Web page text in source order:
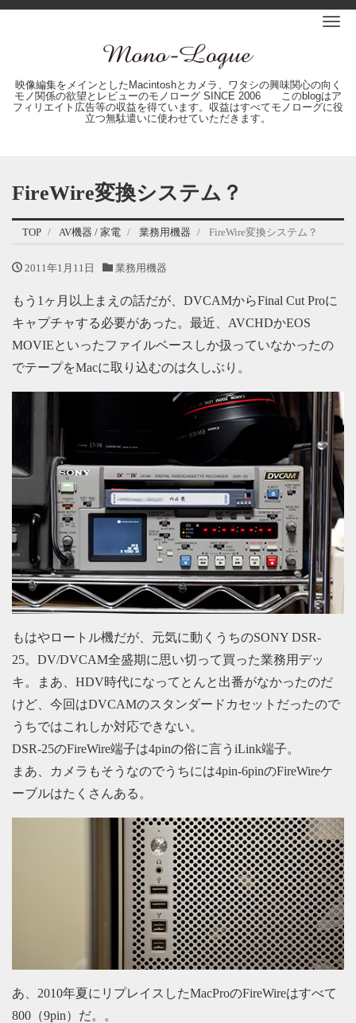
映像編集をメインとしたMacintoshとカメラ、ワタシの興味関心の向く
モノ関係の欲望とレビューのモノローグ SINCE 2006 このblogはア
フィリエイト広告等の収益を得ています。収益はすべてモノローグに役
立つ無駄遣いに使わせていただきます。
FireWire変換システム？
TOP AV機器 / 家電 業務用機器 FireWire変換システム？
2011年1月11日 業務用機器
もう1ヶ月以上まえの話だが、DVCAMからFinal Cut Proに
キャプチャする必要があった。最近、AVCHDかEOS
MOVIEといったファイルベースしか扱っていなかったの
でテープをMacに取り込むのは久しぶり。
もはやロートル機だが、元気に動くうちのSONY DSR-
25。DV/DVCAM全盛期に思い切って買った業務用デッ
キ。まあ、HDV時代になってとんと出番がなかったのだ
けど、今回はDVCAMのスタンダードカセットだったので
うちではこれしか対応できない。
DSR-25のFireWire端子は4pinの俗に言うiLink端子。
まあ、カメラもそうなのでうちには4pin-6pinのFireWireケ
ーブルはたくさんある。
あ、2010年夏にリプレイスしたMacProのFireWireはすべて
800（9pin）だ。。